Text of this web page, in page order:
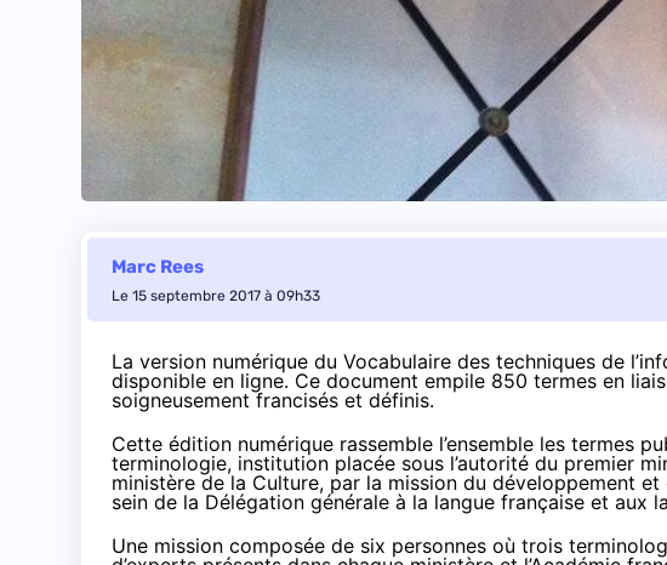
Marc Rees
Le 15 septembre 2017 à 09h33
La version numérique du Vocabulaire des techniques de
disponible en ligne. Ce document empile 850 termes en
soigneusement francisés et définis.
Cette édition numérique rassemble l’ensemble les termes
terminologie, institution placée sous l’autorité du premier
ministère de la Culture, par la mission du développement et
sein de la Délégation générale à la langue française et aux
Une mission composée de six personnes où trois